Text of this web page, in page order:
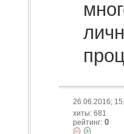
26.06.2016;
хиты: 681
рейтинг: 0